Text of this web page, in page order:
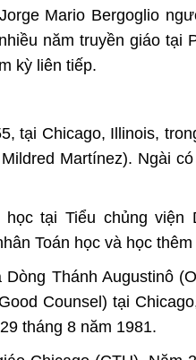
Mario Bergoglio
năm truyền giáo tại
kỳ liên tiếp.
tại Chicago, Illinois,
Martínez). Ngài
tại Tiểu chủng viện
Toán học và học
Thánh Augustinô
Counsel) tại
tháng 8 năm 1981.